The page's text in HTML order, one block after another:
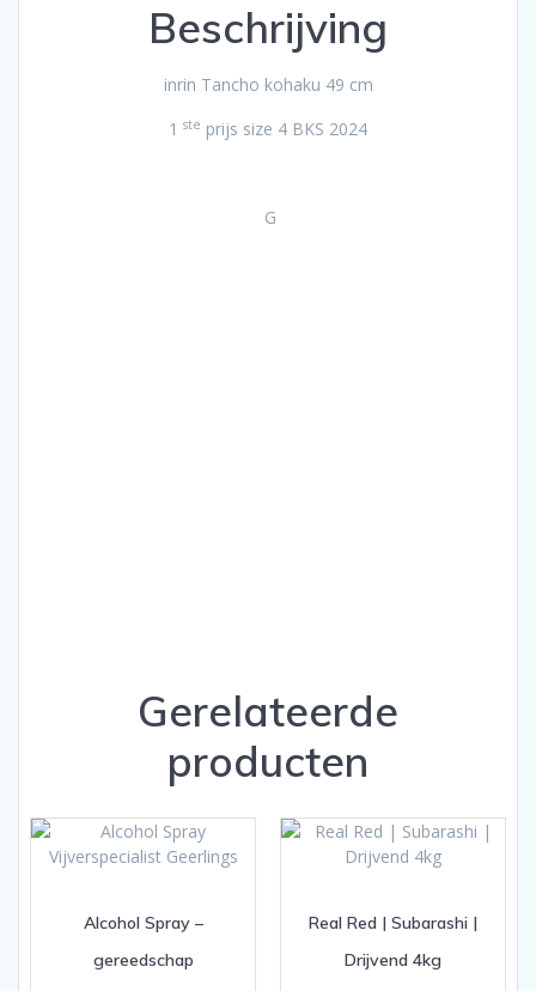
Beschrijving
inrin Tancho kohaku 49 cm
1 ste prijs size 4 BKS 2024
G
Gerelateerde
producten
Alcohol Spray –
gereedschap
Real Red | Subarashi |
Drijvend 4kg